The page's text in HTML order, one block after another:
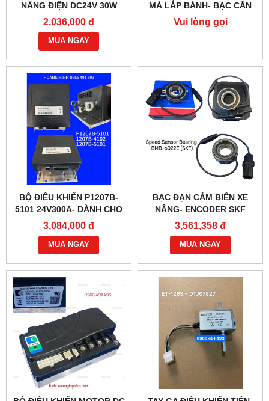
NÂNG ĐIỆN DC24V 30W
G218-REB-04-10B
2,036,000 đ
MUA NGAY
MÁ LẮP BÁNH- BẠC CĂN
Vui lòng gọi
BỘ ĐIỀU KHIỂN P1207B-
5101 24V300A- DÀNH CHO
XE NÂNG
3,084,000 đ
MUA NGAY
BẠC ĐẠN CẢM BIẾN XE
NÂNG- ENCODER SKF
BMB-6022E
3,561,358 đ
MUA NGAY